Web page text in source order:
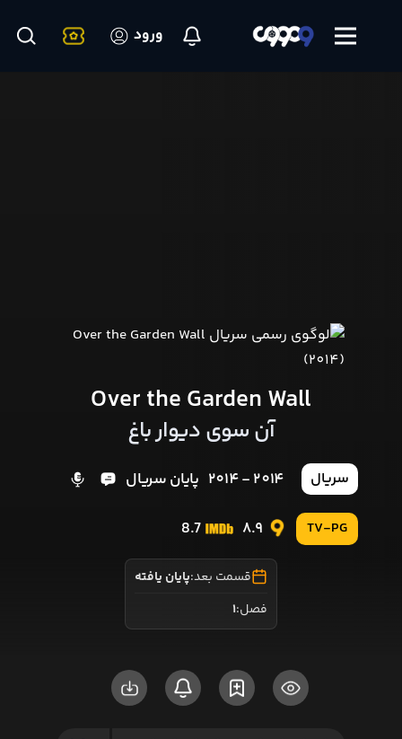
ورود
Over the Garden Wall
آن سوی دیوار باغ
سریال 2014 - 2014 پایان سریال
TV-PG
8.9
8.7
قسمت بعد:پایان یافته
فصل:1